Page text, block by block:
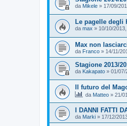
da Mikele » 17/09/
Le pagelle degli
da max » 10/10/
Max non
da Franco » 14/11/
Stagione 2013/
da Kakapato » 01/07/
Il futuro del
da Matteo » 21/
I DANNI FATTI
da Marki » 17/12/